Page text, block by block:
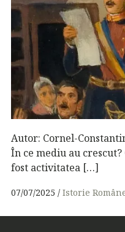
Autor: Cornel-
În ce mediu au
fost activitatea […]
07/07/2025 Istorie